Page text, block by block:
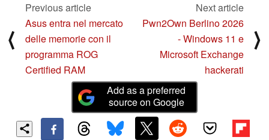
⟨
Previous article
Asus entra nel mercato
delle memorie con il
programma ROG
Certified RAM
Next article
Pwn2Own Berlino 2026
- Windows 11 e
Microsoft Exchange
hackerati
⟩
Add as a preferred
source on Google